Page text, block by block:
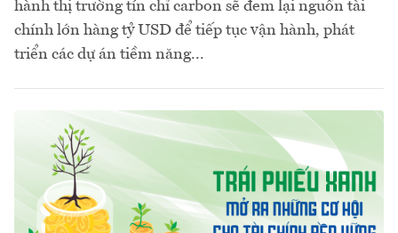
hành thị trường tín chỉ carbon sẽ đem lại nguồn tài
chính lớn hàng tỷ USD để tiếp tục vận hành, phát
triển các dự án tiềm năng...